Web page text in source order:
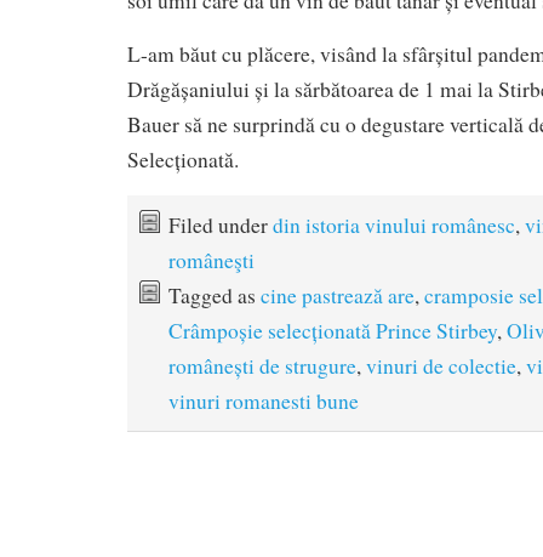
L-am băut cu plăcere, visând la sfârșitul
Drăgășaniului și la sărbătoarea de 1 mai la
Bauer să ne surprindă cu o degustare verticală
Selecționată.
Filed underdin istoria vinului românesc,
româneşti
Tagged as cine pastrează are, cramposie
Crâmpoșie selecționată Prince Stirbey,
românești de strugure, vinuri de colectie,
vinuri romanesti bune